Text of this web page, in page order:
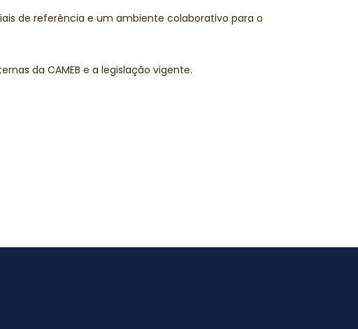
de referência e um ambiente colaborativo para o
da CAMEB e a legislação vigente.